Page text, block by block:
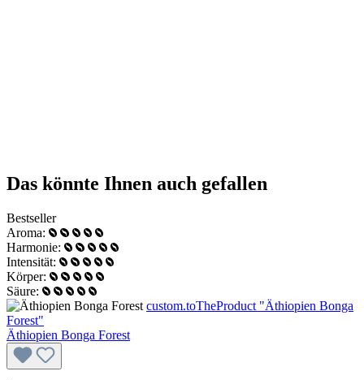
Das könnte Ihnen auch gefallen
Bestseller
Aroma:
Harmonie:
Intensität:
Körper:
Säure:
custom.toTheProduct "Äthiopien Bonga
Forest"
Äthiopien Bonga Forest